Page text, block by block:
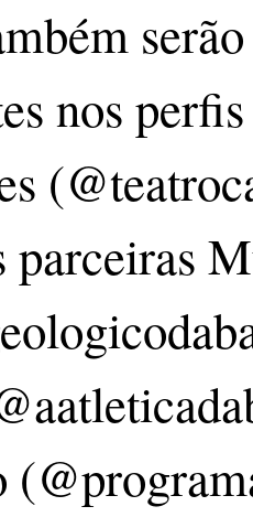
nos